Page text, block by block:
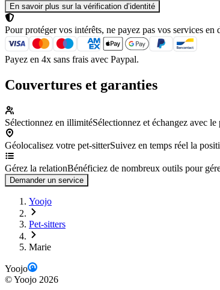
En savoir plus sur la vérification d’identité
Pour protéger vos intérêts, ne payez pas vos services
Payez en 4x sans frais avec Paypal.
Couvertures et garanties
Sélectionnez en illimitéSélectionnez et échangez avec
Géolocalisez votre pet-sitterSuivez en temps réel la
Gérez la relationBénéficiez de nombreux outils pour
Demander un service
Yoojo
Pet-sitters
Marie
Yoojo
©Yoojo 2026